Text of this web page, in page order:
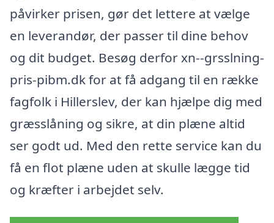
påvirker prisen, gør det lettere at vælge
en leverandør, der passer til dine behov
og dit budget. Besøg derfor xn--grsslning-
pris-pibm.dk for at få adgang til en række
fagfolk i Hillerslev, der kan hjælpe dig med
græsslåning og sikre, at din plæne altid
ser godt ud. Med den rette service kan du
få en flot plæne uden at skulle lægge tid
og kræfter i arbejdet selv.